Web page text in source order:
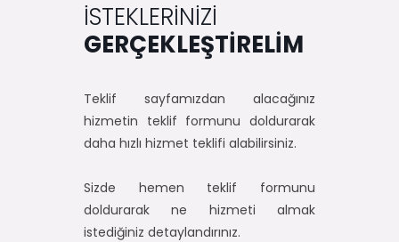
İSTEKLERİNİZİ
GERÇEKLEŞTİRELİM
Teklif sayfamızdan alacağınız
hizmetin teklif formunu doldurarak
daha hızlı hizmet teklifi alabilirsiniz.
Sizde hemen teklif formunu
doldurarak ne hizmeti almak
istediğiniz detaylandırınız.